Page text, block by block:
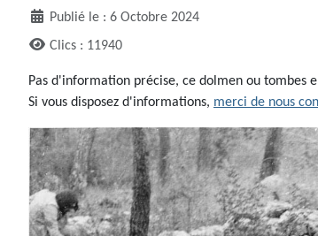
Publié le : 6 Octobre 2024
Clics : 11940
Pas d'information précise, ce dolmen ou tombes
Si vous disposez d'informations, merci de nous